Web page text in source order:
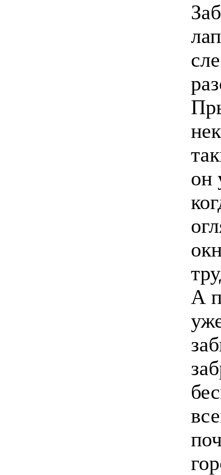
он
А